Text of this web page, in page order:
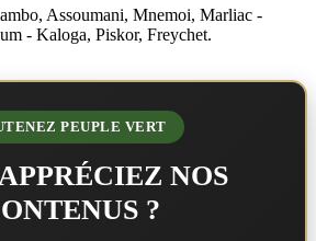
Assoumani, Mnemoi, Marliac -
- Kaloga, Piskor, Freychet.
PEUPLE VERT
NOS
?